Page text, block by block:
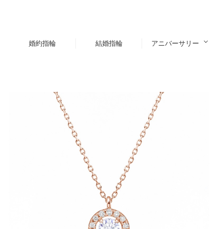
婚約指輪 結婚指輪 アニバーサリー